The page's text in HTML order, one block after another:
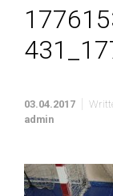
03.04.2017
admin